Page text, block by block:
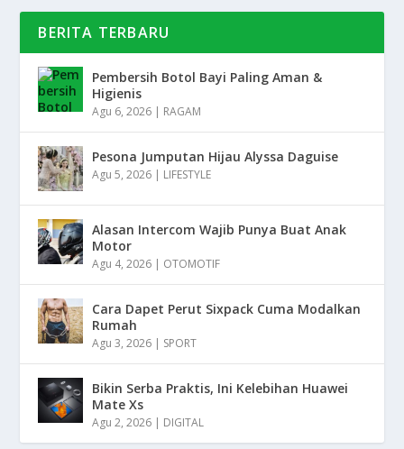
BERITA TERBARU
Pembersih Botol Bayi Paling Aman &
Higienis
Agu 6, 2026 | RAGAM
Pesona Jumputan Hijau Alyssa Daguise
Agu 5, 2026 | LIFESTYLE
Alasan Intercom Wajib Punya Buat Anak
Motor
Agu 4, 2026 | OTOMOTIF
Cara Dapet Perut Sixpack Cuma Modalkan
Rumah
Agu 3, 2026 | SPORT
Bikin Serba Praktis, Ini Kelebihan Huawei
Mate Xs
Agu 2, 2026 | DIGITAL